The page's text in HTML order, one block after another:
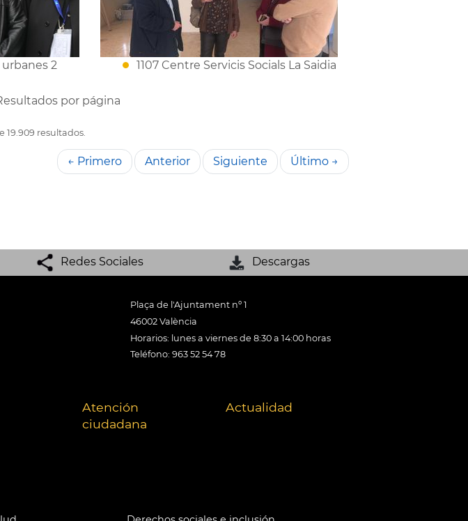
2 1107 Centre Servicis Socials La Saidia
por página
19.909 resultados.
← Primero Anterior Siguiente Último →
Redes Sociales Descargas
Plaça de l'Ajuntament nº 1
46002 València
Horarios: lunes a viernes de 8:30 a 14:00 horas
Teléfono: 963 52 54 78
Atención
ciudadana
Actualidad